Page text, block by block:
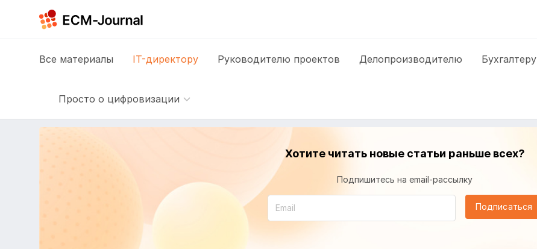
Все материалы IT-директору Руководителю проектов Делопроизводителю Бухгалтеру
Просто о цифровизации
Хотите читать новые статьи раньше всех?
Подпишитесь на email-рассылку
Подписаться